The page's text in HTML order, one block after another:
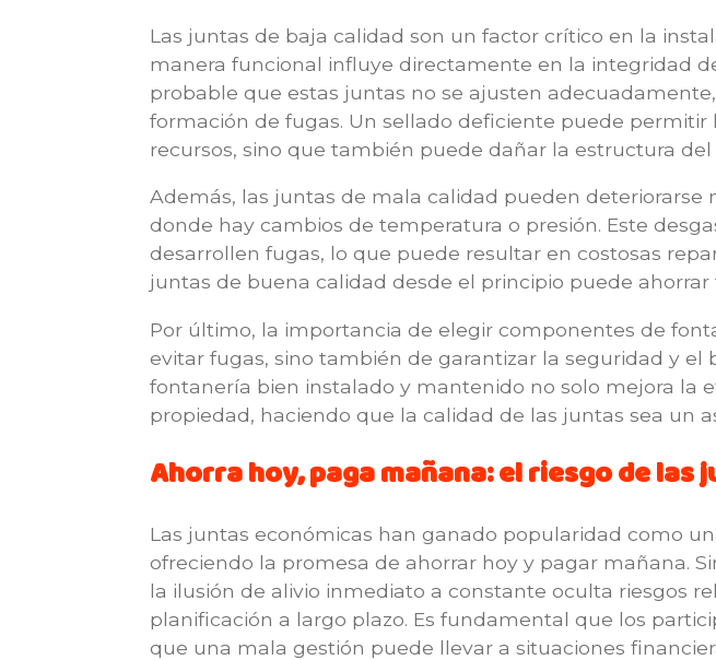
Las juntas de baja calidad son un factor crítico en la
manera funcional influye directamente en la integridad
probable que estas juntas no se ajusten
formación de fugas. Un sellado deficiente puede
recursos, sino que también puede dañar la estructura del
Además, las juntas de mala calidad pueden
donde hay cambios de temperatura o presión. Este
desarrollen fugas, lo que puede resultar en costosas
juntas de buena calidad desde el principio puede
Por último, la importancia de elegir componentes de
evitar fugas, sino también de garantizar la seguridad y
fontanería bien instalado y mantenido no solo mejora la
propiedad, haciendo que la calidad de las juntas sea un
Ahorra hoy, paga mañana: el riesgo de las
Las juntas económicas han ganado popularidad como
ofreciendo la promesa de ahorrar hoy y pagar mañana.
la ilusión de alivio inmediato a constante oculta riesgos
planificación a largo plazo. Es fundamental que los
que una mala gestión puede llevar a situaciones